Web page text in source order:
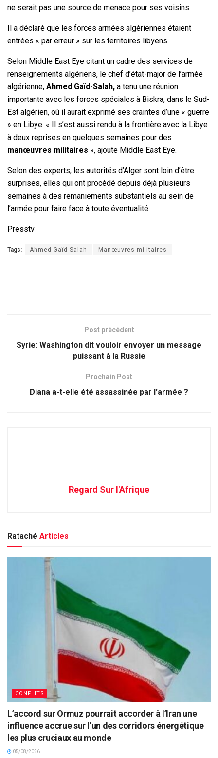
ne serait pas une source de menace pour ses voisins.
Il a déclaré que les forces armées algériennes étaient
entrées « par erreur » sur les territoires libyens.
Selon Middle East Eye citant un cadre des services de
renseignements algériens, le chef d’état-major de l’armée
algérienne, Ahmed Gaïd-Salah, a tenu une réunion
importante avec les forces spéciales à Biskra, dans le Sud-
Est algérien, où il aurait exprimé ses craintes d’une « guerre
» en Libye. « Il s’est aussi rendu à la frontière avec la Libye
à deux reprises en quelques semaines pour des
manœuvres militaires », ajoute Middle East Eye.
Selon des experts, les autorités d’Alger sont loin d’être
surprises, elles qui ont procédé depuis déjà plusieurs
semaines à des remaniements substantiels au sein de
l’armée pour faire face à toute éventualité.
Presstv
Tags: Ahmed-Gaïd Salah Manœuvres militaires
Post précédent
Syrie: Washington dit vouloir envoyer un message
puissant à la Russie
Prochain Post
Diana a-t-elle été assassinée par l’armée ?
Regard Sur l'Afrique
Rataché Articles
CONFLITS
L’accord sur Ormuz pourrait accorder à l’Iran une
influence accrue sur l’un des corridors énergétique
les plus cruciaux au monde
05/08/2026